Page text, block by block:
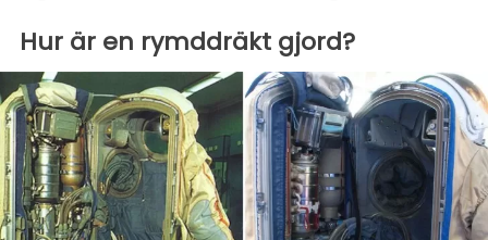
Hur är en rymddräkt gjord?